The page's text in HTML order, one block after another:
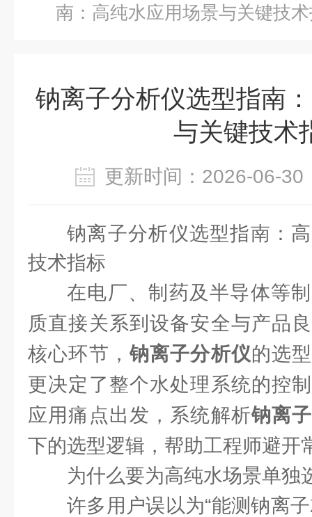
南：高纯水应用场景与关键技
钠离子分析仪选型指南
与关键技术
更新时间：2026-
钠离子分析仪选型指南：
技术指标
在电厂、制药及半导体等
质直接关系到设备安全与产品
核心环节， 钠离子分析仪的选
更决定了整个水处理系统的控
应用痛点出发，系统解析钠离
下的选型逻辑，帮助工程师避开
为什么要为高纯水场景单独
许多用户误以为“能测钠离